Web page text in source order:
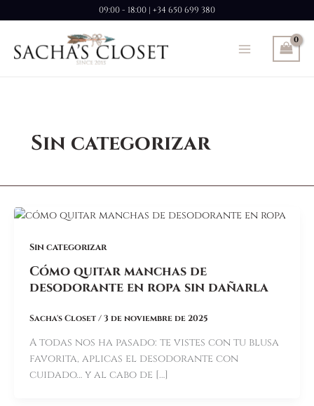
al
09:00 - 18:00 | +34 650 699 380
Sin categorizar
Sin categorizar
Cómo quitar manchas de
desodorante en ropa sin dañarla
Sacha's Closet/3 de noviembre de 2025
A todas nos ha pasado: te vistes con tu blusa
favorita, aplicas el desodorante con
cuidado… y al cabo de […]